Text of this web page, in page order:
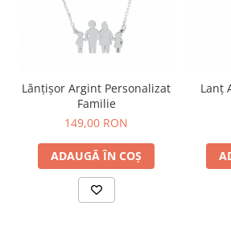
Lănțișor Argint Personalizat
Familie
149,00 RON
ADAUGĂ ÎN COȘ
Lanț